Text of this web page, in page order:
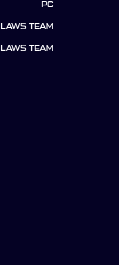
PC
TEAM
TEAM